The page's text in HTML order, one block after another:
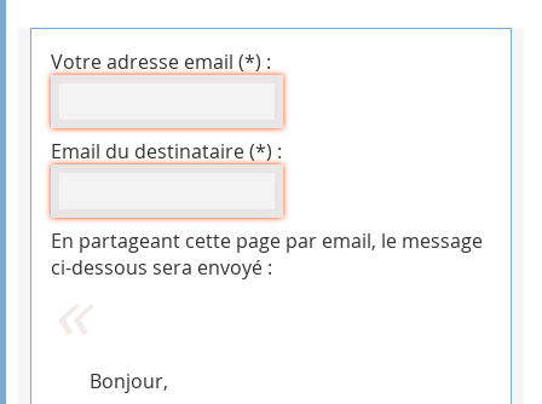
Votre adresse email (*) :
Email du destinataire (*) :
En partageant cette page par email, le message
ci-dessous sera envoyé :
Bonjour,